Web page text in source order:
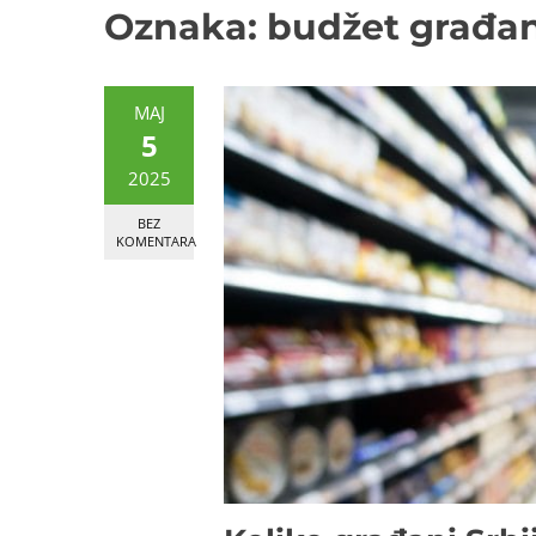
Oznaka: budžet
MAJ
5
2025
BEZ
KOMENTARA